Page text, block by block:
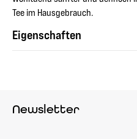
Tee im Hausgebrauch.
Eigenschaften
Newsletter